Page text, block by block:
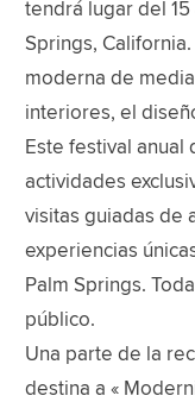
tendrá lugar del
Springs,
moderna de
interiores, el
Este festival
actividades
visitas guiadas de
experiencias
Palm Springs.
público.
Una parte de la
destina a «